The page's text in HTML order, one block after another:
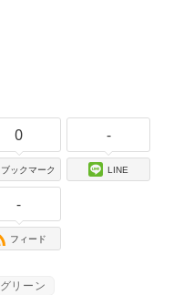
0
ブックマーク
-
LINE
-
フィード
グリーン